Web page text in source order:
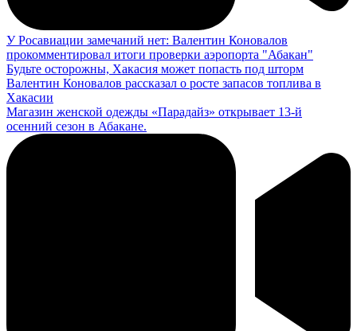
У Росавиации замечаний нет: Валентин Коновалов
прокомментировал итоги проверки аэропорта "Абакан"
Будьте осторожны, Хакасия может попасть под шторм
Валентин Коновалов рассказал о росте запасов топлива в
Хакасии
Магазин женской одежды «Парадайз» открывает 13-й
осенний сезон в Абакане.